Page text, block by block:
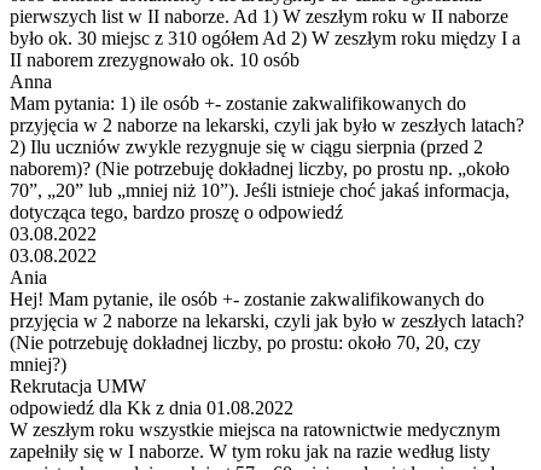
pierwszych list w II naborze. Ad 1) W zeszłym roku w II naborze
było ok. 30 miejsc z 310 ogółem Ad 2) W zeszłym roku między I a
II naborem zrezygnowało ok. 10 osób
Anna
Mam pytania: 1) ile osób +- zostanie zakwalifikowanych do
przyjęcia w 2 naborze na lekarski, czyli jak było w zeszłych latach?
2) Ilu uczniów zwykle rezygnuje się w ciągu sierpnia (przed 2
naborem)? (Nie potrzebuję dokładnej liczby, po prostu np. „około
70”, „20” lub „mniej niż 10”). Jeśli istnieje choć jakaś informacja,
dotycząca tego, bardzo proszę o odpowiedź
03.08.2022
03.08.2022
Ania
Hej! Mam pytanie, ile osób +- zostanie zakwalifikowanych do
przyjęcia w 2 naborze na lekarski, czyli jak było w zeszłych latach?
(Nie potrzebuję dokładnej liczby, po prostu: około 70, 20, czy
mniej?)
Rekrutacja UMW
odpowiedź dla Kk z dnia 01.08.2022
W zeszłym roku wszystkie miejsca na ratownictwie medycznym
zapełniły się w I naborze. W tym roku jak na razie według listy